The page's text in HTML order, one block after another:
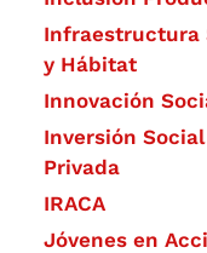
Infraestructura
y Hábitat
​Innovación
Inversión Social
Privada
IRACA
Jóvenes en